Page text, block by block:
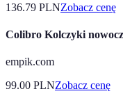
136.79 PLNZobacz cenę
Colibro Kolczyki
empik.com
99.00 PLNZobacz cenę